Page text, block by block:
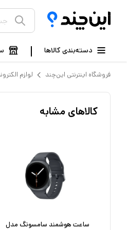
دسته‌بندی کالاها
فروشگاه اینترنتی این‌چند لوازم
کالاهای مشابه
ساعت هوشمند سامسونگ مدل